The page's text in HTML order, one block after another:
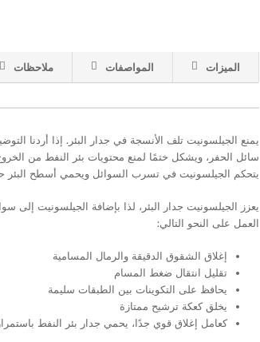
الميزات المواصفات ملاحظات
يمنع الجيلسونيت تلف الأنسجة في جدار البئر. إذا أردنا
سائل الحفر، ويشكل ختمًا لمنع محتويات بئر النفط من
يتحكم الجيلسونيت في تسرب السوائل ويحمي أسطح البئر
يعزز الجيلسونيت جدار البئر، لذا بإضافة الجيلسونيت
العمل على النحو التالي:
إغلاق الشقوق الدقيقة والرمال المسامية
تقليل انتقال ضغط المسام
يحافظ على التكوينات بين الطبقات سليمة
يخلق كعكة ترشيح ممتازة
كعامل إغلاق قوي جدًا، يحمي جدار بئر النفط باستمرار